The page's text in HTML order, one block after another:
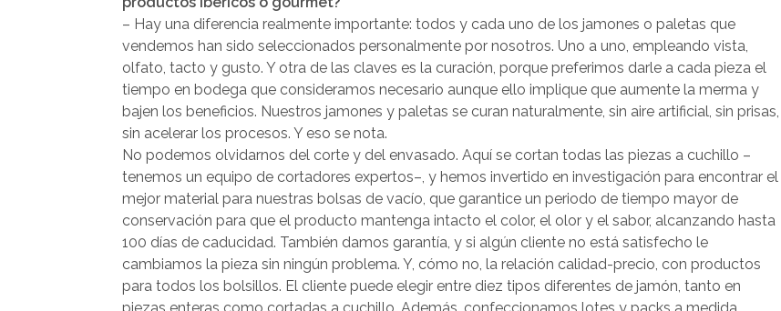
– Hay una diferencia realmente importante: todos y cada uno de los jamones o paletas que
vendemos han sido seleccionados personalmente por nosotros. Uno a uno, empleando vista,
olfato, tacto y gusto. Y otra de las claves es la curación, porque preferimos darle a cada pieza el
tiempo en bodega que consideramos necesario aunque ello implique que aumente la merma y
bajen los beneficios. Nuestros jamones y paletas se curan naturalmente, sin aire artificial, sin prisas,
sin acelerar los procesos. Y eso se nota.
No podemos olvidarnos del corte y del envasado. Aquí se cortan todas las piezas a cuchillo –
tenemos un equipo de cortadores expertos–, y hemos invertido en investigación para encontrar el
mejor material para nuestras bolsas de vacío, que garantice un periodo de tiempo mayor de
conservación para que el producto mantenga intacto el color, el olor y el sabor, alcanzando hasta
100 días de caducidad. También damos garantía, y si algún cliente no está satisfecho le
cambiamos la pieza sin ningún problema. Y, cómo no, la relación calidad-precio, con productos
para todos los bolsillos. El cliente puede elegir entre diez tipos diferentes de jamón, tanto en